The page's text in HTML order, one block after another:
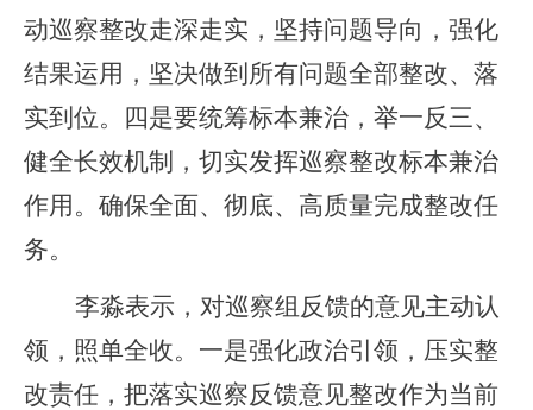
动巡察整改走深走实，坚持问题导向，强化
结果运用，坚决做到所有问题全部整改、落
实到位。四是要统筹标本兼治，举一反三、
健全长效机制，切实发挥巡察整改标本兼治
作用。确保全面、彻底、高质量完成整改任
务。
李淼表示，对巡察组反馈的意见主动认
领，照单全收。一是强化政治引领，压实整
改责任，把落实巡察反馈意见整改作为当前